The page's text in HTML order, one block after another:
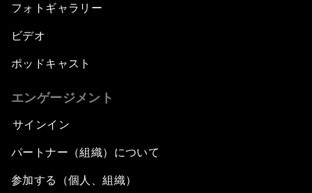
フォトギャラリー
ビデオ
ポッドキャスト
エンゲージメント
サインイン
パートナー（組織）について
参加する（個人、組織）